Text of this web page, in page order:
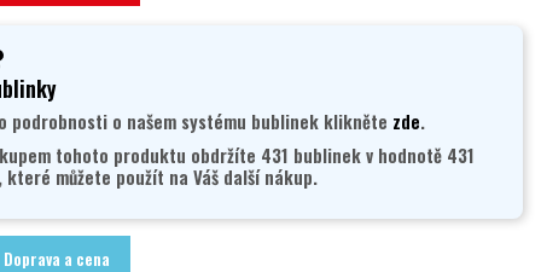
podrobnosti o našem systému bublinek klikněte zde.
tohoto produktu obdržíte 431 bublinek v hodnotě 431
které můžete použít na Váš další nákup.
Doprava a cena